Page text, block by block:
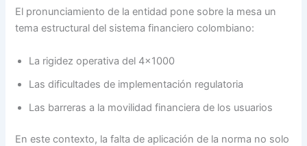
El pronunciamiento de la entidad pone sobre la mesa un
tema estructural del sistema financiero colombiano:
La rigidez operativa del 4×1000
Las dificultades de implementación regulatoria
Las barreras a la movilidad financiera de los usuarios
En este contexto, la falta de aplicación de la norma no solo